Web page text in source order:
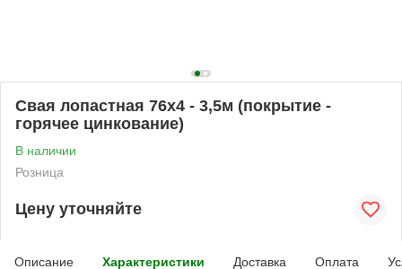
Свая лопастная 76х4 - 3,5м (покрытие -
горячее цинкование)
В наличии
Розница
Цену уточняйте
Описание Характеристики Доставка Оплата